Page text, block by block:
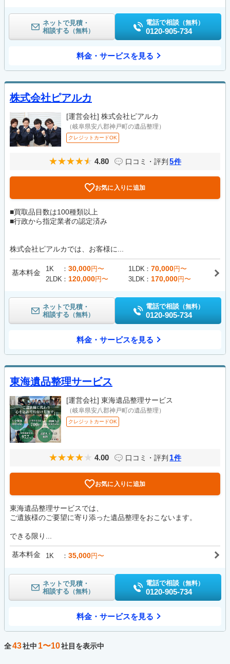
ネットで見積・
相談する （無料）
電話で相談 （無料）
0120-905-734
料金・サービスを見る
株式会社ピアルカ
[運営会社] 株式会社ピアルカ
（岐阜県安八郡神戸町の遺品整理）
クレジットカードOK
4.80 口コミ・評判 5件
お気に入りに追加
■買取品目数は100種類以上
■行政から指定業者の認定済み
株式会社ピアルカでは、お客様に...
基本料金 1K 30,000円〜 1LDK 70,000円〜
2LDK
120,000円〜 3LDK 170,000円〜
ネットで見積・
相談する （無料）
電話で相談 （無料）
0120-905-734
料金・サービスを見る
東海遺品整理サービス
[運営会社] 東海遺品整理サービス
（岐阜県安八郡神戸町の遺品整理）
クレジットカードOK
4.00 口コミ・評判 1件
お気に入りに追加
東海遺品整理サービスでは、
ご遺族様のご要望に寄り添った遺品整理をおこないます。
できる限り...
基本料金 1K 35,000円〜
ネットで見積・
相談する （無料）
電話で相談 （無料）
0120-905-734
料金・サービスを見る
全43社中 1〜10社目を表示中